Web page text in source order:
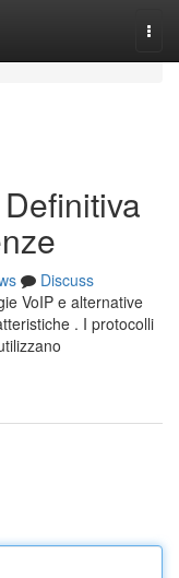
Discuss
VoIP e alternative
. I protocolli